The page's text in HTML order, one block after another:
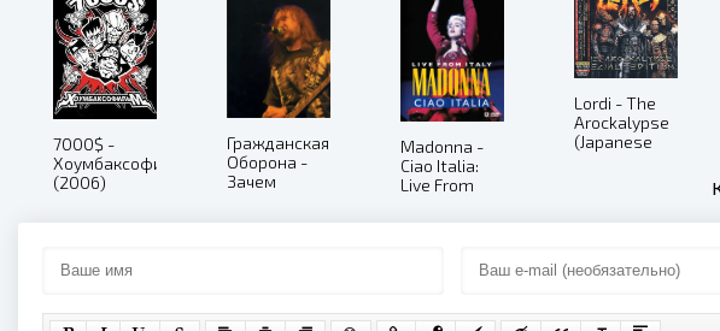
7000$ -
Хоумбаксофильм
(2006)
Гражданская
Оборона -
Зачем
Концерт в Б1
Madonna -
Ciao Italia:
Live From
(1999)
Lordi - The
Arockalypse
(Japanese